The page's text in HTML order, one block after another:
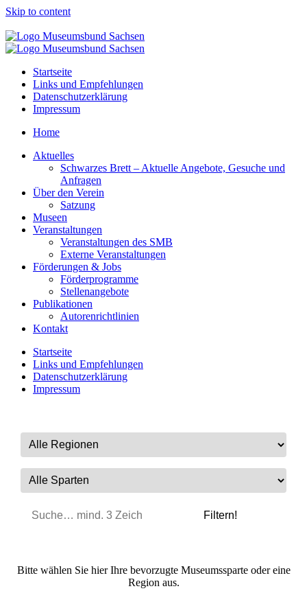
Skip to content
Startseite
Links und Empfehlungen
Datenschutzerklärung
Impressum
Home
Aktuelles
Schwarzes Brett – Aktuelle Angebote, Gesuche und
Anfragen
Über den Verein
Satzung
Museen
Veranstaltungen
Veranstaltungen des SMB
Externe Veranstaltungen
Förderungen & Jobs
Förderprogramme
Stellenangebote
Publikationen
Autorenrichtlinien
Kontakt
Startseite
Links und Empfehlungen
Datenschutzerklärung
Impressum
Bitte wählen Sie hier Ihre bevorzugte Museumssparte oder eine
Region aus.